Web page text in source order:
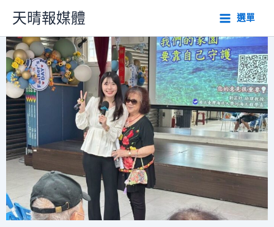
主
要
容
天晴報媒體 選單